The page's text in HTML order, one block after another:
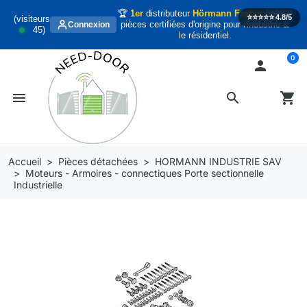
(visiteurs
45)
Connexion
🏆 1erdistributeur Hörmann Francehabitat
pièces certifiées d'origine pour l'industrie &
le résidentiel.
⭐️⭐️⭐️⭐️⭐️4.8/5
search
menu

shopping_cart
0
Accueil Pièces détachées
HORMANN INDUSTRIE SAV
Moteurs - Armoires - connectiques Porte sectionnelle
Industrielle